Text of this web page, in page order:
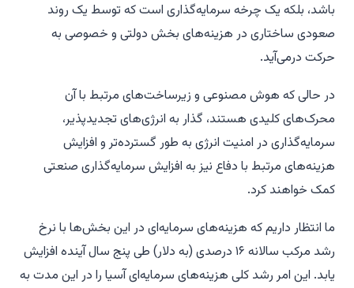
باشد، بلکه یک چرخه سرمایه‌گذاری است که توسط یک روند
صعودی ساختاری در هزینه‌های بخش دولتی و خصوصی به
حرکت درمی‌آید.
در حالی که هوش مصنوعی و زیرساخت‌های مرتبط با آن
محرک‌های کلیدی هستند، گذار به انرژی‌های تجدیدپذیر،
سرمایه‌گذاری در امنیت انرژی به طور گسترده‌تر و افزایش
هزینه‌های مرتبط با دفاع نیز به افزایش سرمایه‌گذاری صنعتی
کمک خواهند کرد.
ما انتظار داریم که هزینه‌های سرمایه‌ای در این بخش‌ها با نرخ
رشد مرکب سالانه ۱۶ درصدی (به دلار) طی پنج سال آینده افزایش
یابد. این امر رشد کلی هزینه‌های سرمایه‌ای آسیا را در این مدت به